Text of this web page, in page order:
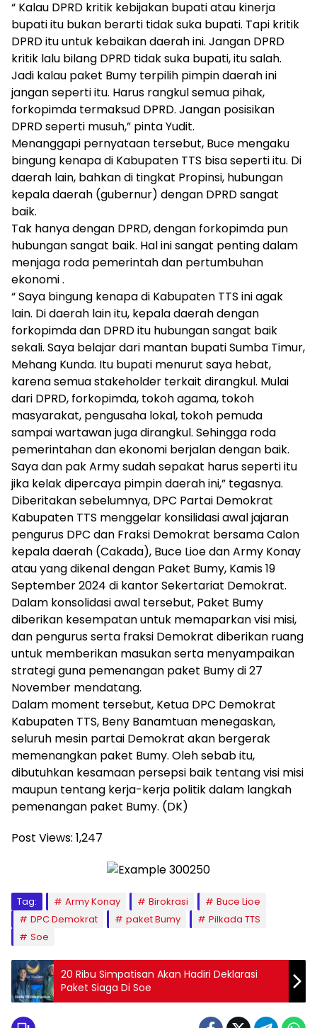
“ Kalau DPRD kritik kebijakan bupati atau kinerja
bupati itu bukan berarti tidak suka bupati. Tapi kritik
DPRD itu untuk kebaikan daerah ini. Jangan DPRD
kritik lalu bilang DPRD tidak suka bupati, itu salah.
Jadi kalau paket Bumy terpilih pimpin daerah ini
jangan seperti itu. Harus rangkul semua pihak,
forkopimda termaksud DPRD. Jangan posisikan
DPRD seperti musuh,” pinta Yudit.
Menanggapi pernyataan tersebut, Buce mengaku
bingung kenapa di Kabupaten TTS bisa seperti itu. Di
daerah lain, bahkan di tingkat Propinsi, hubungan
kepala daerah (gubernur) dengan DPRD sangat
baik.
Tak hanya dengan DPRD, dengan forkopimda pun
hubungan sangat baik. Hal ini sangat penting dalam
menjaga roda pemerintah dan pertumbuhan
ekonomi .
“ Saya bingung kenapa di Kabupaten TTS ini agak
lain. Di daerah lain itu, kepala daerah dengan
forkopimda dan DPRD itu hubungan sangat baik
sekali. Saya belajar dari mantan bupati Sumba Timur,
Mehang Kunda. Itu bupati menurut saya hebat,
karena semua stakeholder terkait dirangkul. Mulai
dari DPRD, forkopimda, tokoh agama, tokoh
masyarakat, pengusaha lokal, tokoh pemuda
sampai wartawan juga dirangkul. Sehingga roda
pemerintahan dan ekonomi berjalan dengan baik.
Saya dan pak Army sudah sepakat harus seperti itu
jika kelak dipercaya pimpin daerah ini,” tegasnya.
Diberitakan sebelumnya, DPC Partai Demokrat
Kabupaten TTS menggelar konsilidasi awal jajaran
pengurus DPC dan Fraksi Demokrat bersama Calon
kepala daerah (Cakada), Buce Lioe dan Army Konay
atau yang dikenal dengan Paket Bumy, Kamis 19
September 2024 di kantor Sekertariat Demokrat.
Dalam konsolidasi awal tersebut, Paket Bumy
diberikan kesempatan untuk memaparkan visi misi,
dan pengurus serta fraksi Demokrat diberikan ruang
untuk memberikan masukan serta menyampaikan
strategi guna pemenangan paket Bumy di 27
November mendatang.
Dalam moment tersebut, Ketua DPC Demokrat
Kabupaten TTS, Beny Banamtuan menegaskan,
seluruh mesin partai Demokrat akan bergerak
memenangkan paket Bumy. Oleh sebab itu,
dibutuhkan kesamaan persepsi baik tentang visi misi
maupun tentang kerja-kerja politik dalam langkah
pemenangan paket Bumy. (DK)
Post Views: 1,247
Tag: Army Konay Birokrasi
Buce Lioe
DPC Demokrat
paket Bumy
Pilkada TTS
Soe
20 Ribu Simpatisan Akan Hadiri Deklarasi
Paket Siaga Di Soe